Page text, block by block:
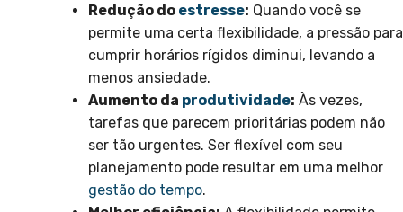
Redução do estresse: Quando você se
permite uma certa flexibilidade, a pressão para
cumprir horários rígidos diminui, levando a
menos ansiedade.
Aumento da produtividade: Às vezes,
tarefas que parecem prioritárias podem não
ser tão urgentes. Ser flexível com seu
planejamento pode resultar em uma melhor
gestão do tempo.